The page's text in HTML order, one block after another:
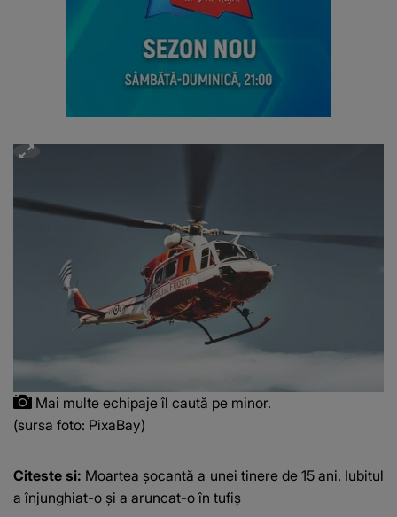
Mai multe echipaje îl caută pe minor.
(sursa foto: PixaBay)
Citeste si: Moartea șocantă a unei tinere de 15 ani. Iubitul
a înjunghiat-o și a aruncat-o în tufiș